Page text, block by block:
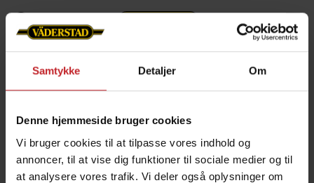
Samtykke Detaljer Om
Denne hjemmeside bruger cookies
Vi bruger cookies til at tilpasse vores indhold og
annoncer, til at vise dig funktioner til sociale medier og til
at analysere vores trafik. Vi deler også oplysninger om
Om os Nyhedsarkiv
International